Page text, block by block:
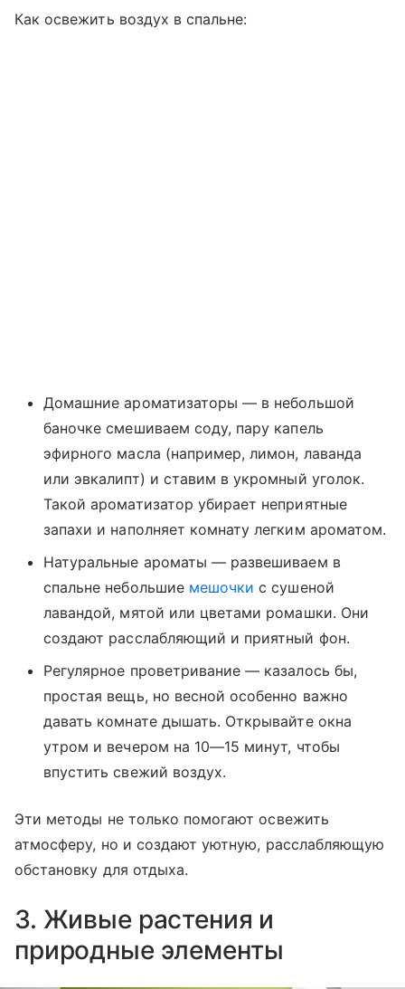
Как освежить воздух в спальне:
Домашние ароматизаторы — в небольшой
баночке смешиваем соду, пару капель
эфирного масла (например, лимон, лаванда
или эвкалипт) и ставим в укромный уголок.
Такой ароматизатор убирает неприятные
запахи и наполняет комнату легким ароматом.
Натуральные ароматы — развешиваем в
спальне небольшие мешочки с сушеной
лавандой, мятой или цветами ромашки. Они
создают расслабляющий и приятный фон.
Регулярное проветривание — казалось бы,
простая вещь, но весной особенно важно
давать комнате дышать. Открывайте окна
утром и вечером на 10—15 минут, чтобы
впустить свежий воздух.
Эти методы не только помогают освежить
атмосферу, но и создают уютную, расслабляющую
обстановку для отдыха.
3. Живые растения и
природные элементы